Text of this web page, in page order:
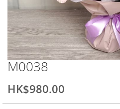
Skip
to
the
beginning
of
M0038
HK$980.00